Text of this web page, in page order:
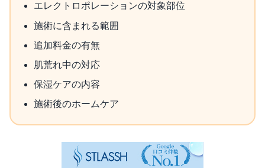
エレクトロポレーションの対象部位
施術に含まれる範囲
追加料金の有無
肌荒れ中の対応
保湿ケアの内容
施術後のホームケア